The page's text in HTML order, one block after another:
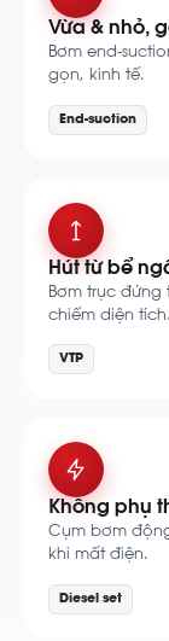
Vừa & nhỏ,
Bơm end-
gọn, kinh tế.
End-suction
Hút từ bể
Bơm trục đứng
chiếm diện tích.
VTP
Không phụ
Cụm bơm
khi mất điện.
Diesel set